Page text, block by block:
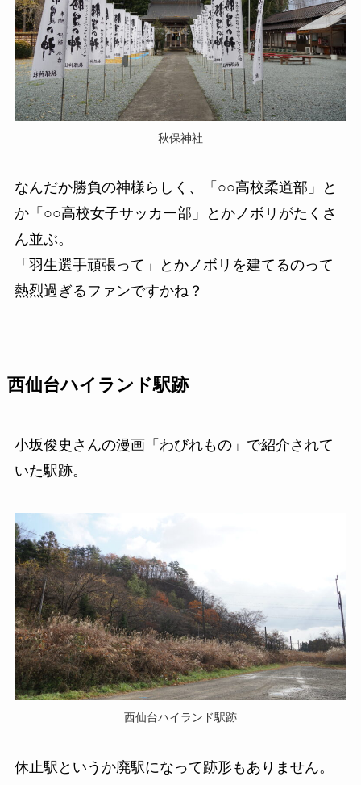
秋保神社
なんだか勝負の神様らしく、「○○高校柔道部」と
か「○○高校女子サッカー部」とかノボリがたくさ
ん並ぶ。
「羽生選手頑張って」とかノボリを建てるのって
熱烈過ぎるファンですかね？
西仙台ハイランド駅跡
小坂俊史さんの漫画「わびれもの」で紹介されて
いた駅跡。
西仙台ハイランド駅跡
休止駅というか廃駅になって跡形もありません。